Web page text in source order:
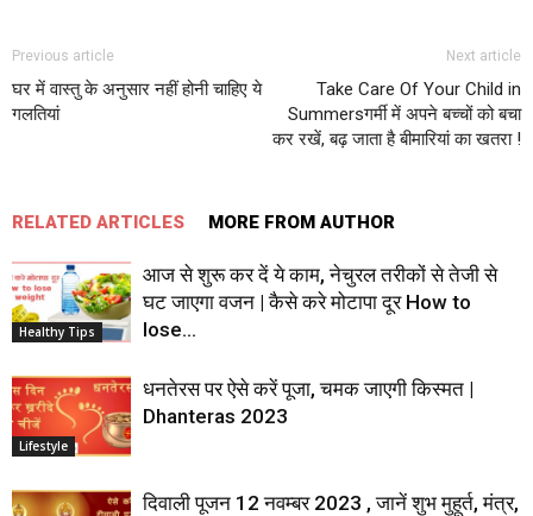
Previous article
घर में वास्तु के अनुसार नहीं होनी चाहिए ये
गलतियां
Next article
Take Care Of Your Child in
Summersगर्मी में अपने बच्चों को बचा
कर रखें, बढ़ जाता है बीमारियां का खतरा !
RELATED ARTICLES MORE FROM AUTHOR
Healthy Tips
आज से शुरू कर दें ये काम, नेचुरल तरीकों से तेजी से
घट जाएगा वजन | कैसे करे मोटापा दूर How to
lose...
Lifestyle
धनतेरस पर ऐसे करें पूजा, चमक जाएगी किस्मत |
Dhanteras 2023
दिवाली पूजन 12 नवम्बर 2023 , जानें शुभ मुहूर्त, मंत्र,